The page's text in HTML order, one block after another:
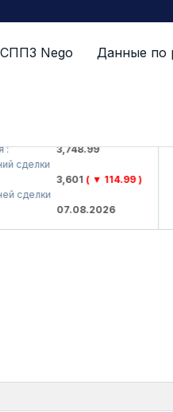
СППЗ Nego Данные по
3,748.99
3,601( ▼ 114.99 )
07.08.2026